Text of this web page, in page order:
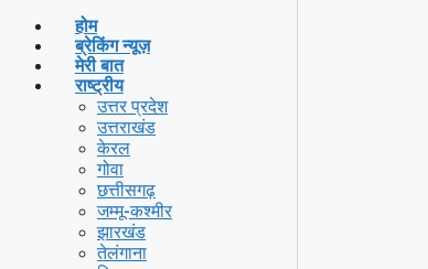
होम
ब्रेकिंग न्यूज़
मेरी बात
राष्ट्रीय
उत्तर प्रदेश
उत्तराखंड
केरल
गोवा
छत्तीसगढ़
जम्मू-कश्मीर
झारखंड
तेलंगाना